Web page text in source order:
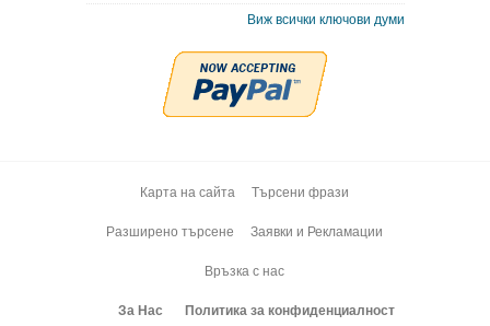
Виж всички ключови думи
Карта на сайта Търсени фрази
Разширено търсене Заявки и Рекламации
Връзка с нас
За Нас Политика за конфиденциалност